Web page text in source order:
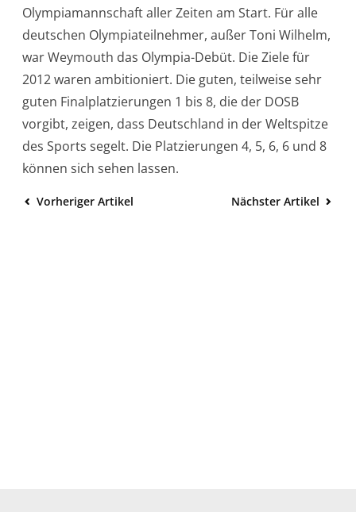
Olympiamannschaft aller Zeiten am Start. Für alle
deutschen Olympiateilnehmer, außer Toni Wilhelm,
war Weymouth das Olympia-Debüt. Die Ziele für
2012 waren ambitioniert. Die guten, teilweise sehr
guten Finalplatzierungen 1 bis 8, die der DOSB
vorgibt, zeigen, dass Deutschland in der Weltspitze
des Sports segelt. Die Platzierungen 4, 5, 6, 6 und 8
können sich sehen lassen.
Vorheriger Artikel Nächster Artikel